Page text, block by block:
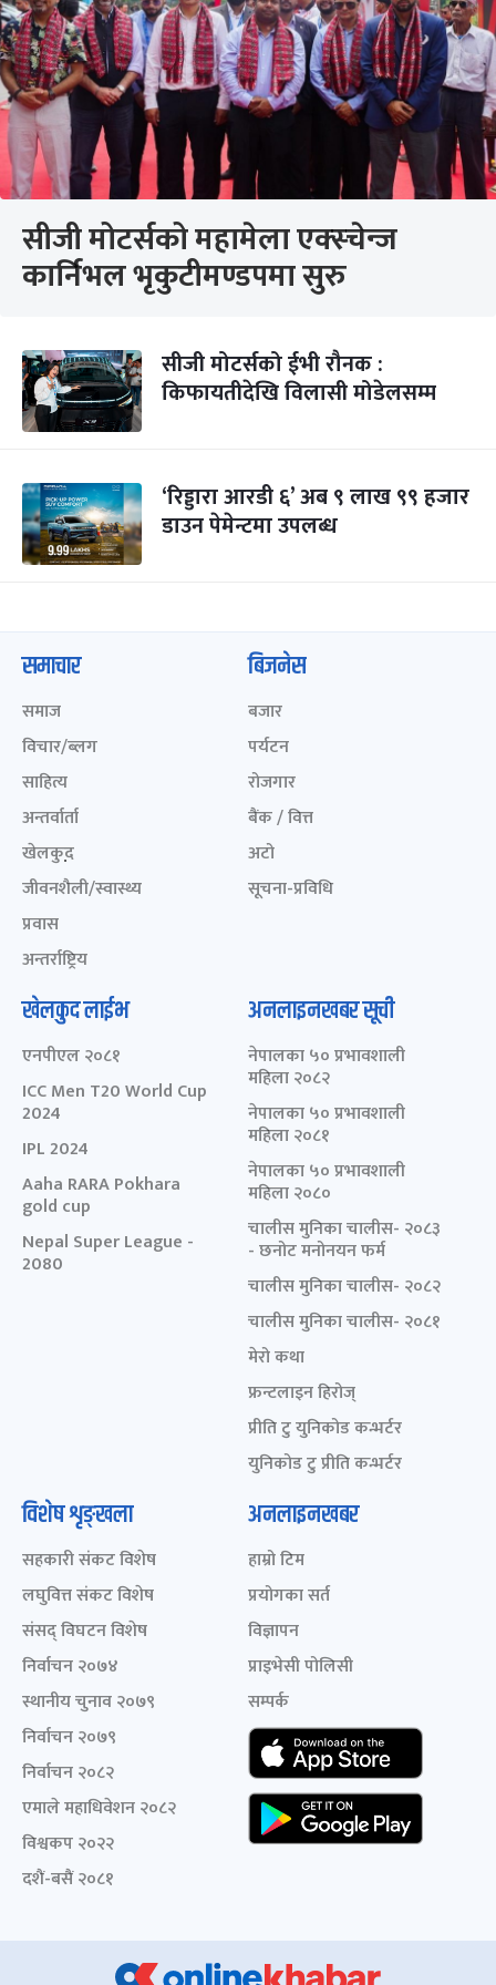
सीजी मोटर्सको महामेला एक्स्चेन्ज
कार्निभल भृकुटीमण्डपमा सुरु
सीजी मोटर्सको ईभी रौनक :
किफायतीदेखि विलासी मोडेलसम्म
‘रिड्डारा आरडी ६’ अब ९ लाख ९९ हजार
डाउन पेमेन्टमा उपलब्ध
समाचार
समाज
विचार/ब्लग
साहित्य
अन्तर्वार्ता
खेलकुद़़
जीवनशैली/स्वास्थ्य
प्रवास
अन्तर्राष्ट्रिय
बिजनेस
बजार
पर्यटन
रोजगार
बैंक / वित्त
अटो
सूचना-प्रविधि
खेलकुद लाईभ
एनपीएल २०८१
ICC Men T20 World Cup
2024
IPL 2024
Aaha RARA Pokhara
gold cup
Nepal Super League -
2080
अनलाइनखबर सूची
नेपालका ५० प्रभावशाली
महिला २०८२
नेपालका ५० प्रभावशाली
महिला २०८१
नेपालका ५० प्रभावशाली
महिला २०८०
चालीस मुनिका चालीस- २०८३
- छनोट मनोनयन फर्म
चालीस मुनिका चालीस- २०८२
चालीस मुनिका चालीस- २०८१
मेरो कथा
फ्रन्टलाइन हिरोज्
प्रीति टु युनिकोड कन्भर्टर
युनिकोड टु प्रीति कन्भर्टर
विशेष शृङ्खला
सहकारी संकट विशेष
लघुवित्त संकट विशेष
संसद् विघटन विशेष
निर्वाचन २०७४
स्थानीय चुनाव २०७९
निर्वाचन २०७९
निर्वाचन २०८२
एमाले महाधिवेशन २०८२
विश्वकप २०२२
दशैं-बसैं २०८१
अनलाइनखबर
हाम्रो टिम
प्रयोगका सर्त
विज्ञापन
प्राइभेसी पोलिसी
सम्पर्क